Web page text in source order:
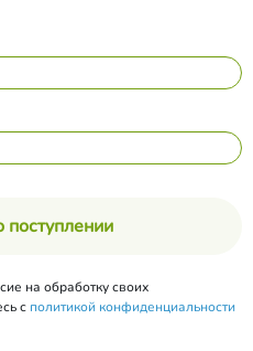
поступлении
на обработку своих
с политикой конфиденциальности